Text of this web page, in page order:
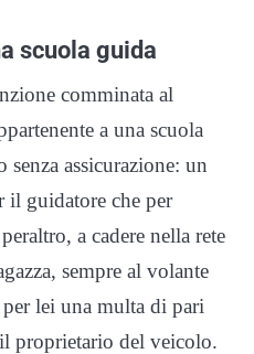
scuola guida
comminata al
a una scuola
senza assicurazione: un
il guidatore che per
a cadere nella rete
sempre al volante
per lei una multa di pari
proprietario del veicolo.